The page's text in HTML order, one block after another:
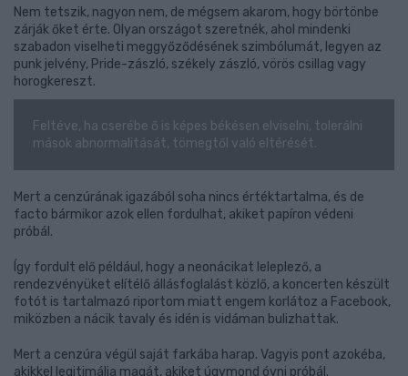
Nem tetszik, nagyon nem, de mégsem akarom, hogy börtönbe
zárják őket érte. Olyan országot szeretnék, ahol mindenki
szabadon viselheti meggyőződésének szimbólumát, legyen az
punk jelvény, Pride-zászló, székely zászló, vörös csillag vagy
horogkereszt.
Feltéve, ha cserébe ő is képes békésen elviselni, tolerálni
mások abnormalitását, tömegtől való eltérését.
Mert a cenzúrának igazából soha nincs értéktartalma, és de
facto bármikor azok ellen fordulhat, akiket papíron védeni
próbál.
Így fordult elő például, hogy a neonácikat leleplező, a
rendezvényüket elítélő állásfoglalást közlő, a koncerten készült
fotót is tartalmazó riportom miatt engem korlátoz a Facebook,
miközben a nácik tavaly és idén is vidáman bulizhattak.
Mert a cenzúra végül saját farkába harap. Vagyis pont azokéba,
akikkel legitimálja magát, akiket úgymond óvni próbál.